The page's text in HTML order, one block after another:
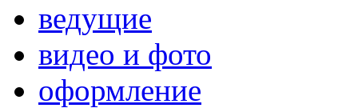
ведущие
видео и фото
оформление